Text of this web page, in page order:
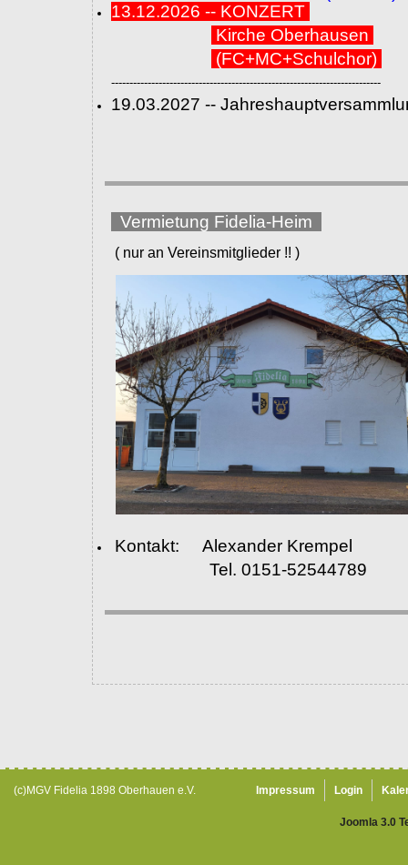
13.12.2026 -- KONZERT
Kirche Oberhausen
(FC+MC+Schulchor)
--------------------------------------------------------------------------
19.03.2027 --
Vermietung Fidelia-Heim
( nur an Vereinsmitglieder !! )
Kontakt: Alexander Krempel
Tel. 0151-52544789
(c)MGV Fidelia 1898 Oberhauen e.V. Impressum Login
Joomla 3.0